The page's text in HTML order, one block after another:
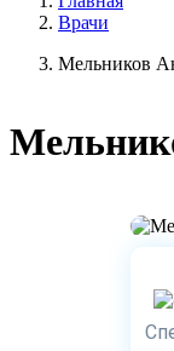
Врачи
Мельников